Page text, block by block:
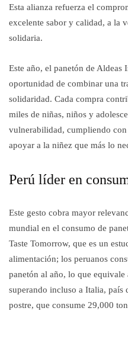
Esta alianza refuerza el
excelente sabor y calidad, a la
solidaria.
Este año, el panetón de Aldeas
oportunidad de combinar una
solidaridad. Cada compra
miles de niñas, niños y
vulnerabilidad, cumpliendo
apoyar a la niñez que más lo
Perú líder en
Este gesto cobra mayor
mundial en el consumo de
Taste Tomorrow, que es un
alimentación; los peruanos
panetón al año, lo que
superando incluso a Italia, país
postre, que consume 29,000